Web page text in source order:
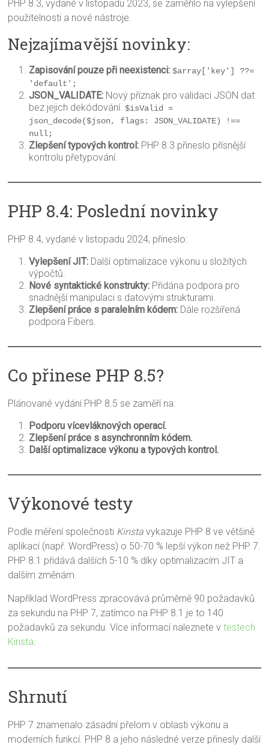
PHP 8.3, vydané v listopadu 2023, se zaměřilo na vylepšení
použitelnosti a nové nástroje.
Nejzajímavější novinky:
Zapisování pouze při neexistenci: $array['key'] ??=
'default';
JSON_VALIDATE: Nový příznak pro validaci JSON dat
bez jejich dekódování.$isValid =
json_decode($json, flags: JSON_VALIDATE) !==
null;
Zlepšení typových kontrol: PHP 8.3 přineslo přísnější
kontrolu přetypování.
PHP 8.4: Poslední novinky
PHP 8.4, vydané v listopadu 2024, přineslo:
Vylepšení JIT: Další optimalizace výkonu u složitých
výpočtů.
Nové syntaktické konstrukty: Přidána podpora pro
snadnější manipulaci s datovými strukturami.
Zlepšení práce s paralelním kódem: Dále rozšířená
podpora Fibers.
Co přinese PHP 8.5?
Plánované vydání PHP 8.5 se zaměří na:
Podporu vícevláknových operací.
Zlepšení práce s asynchronním kódem.
Další optimalizace výkonu a typových kontrol.
Výkonové testy
Podle měření společnosti Kinsta vykazuje PHP 8 ve většině
aplikací (např. WordPress) o 50-70 % lepší výkon než PHP 7.
PHP 8.1 přidává dalších 5-10 % díky optimalizacím JIT a
dalším změnám.
Například WordPress zpracovává průměrně 90 požadavků
za sekundu na PHP 7, zatímco na PHP 8.1 je to 140
požadavků za sekundu. Více informací naleznete vtestech
Kinsta.
Shrnutí
PHP 7 znamenalo zásadní přelom v oblasti výkonu a
moderních funkcí. PHP 8 a jeho následné verze přinesly další